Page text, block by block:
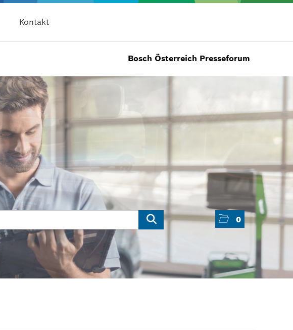
Kontakt
0
Bosch Österreich Presseforum